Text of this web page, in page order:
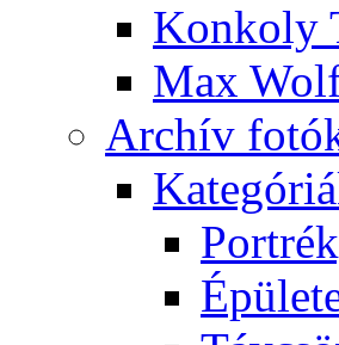
Kon­koly
Max
Ar­chív